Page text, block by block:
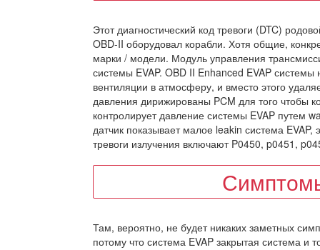
Этот диагностический код тревоги (DTC)
OBD-II оборудовал корабли. Хотя общие,
марки / модели. Модуль управления
системы EVAP. OBD II Enhanced EVAP
вентиляции в атмосферу, и вместо этого
давления дирижированы PCM для того чтобы
контролирует давление системы EVAP путем
датчик показывает малое leakin система
тревоги излучения включают P0450, p0451,
Там, вероятно, не будет никаких заметных
потому что система EVAP закрытая система и